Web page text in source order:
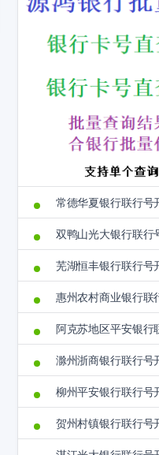
常德华夏银行联行号
双鸭山光大银行联行
芜湖恒丰银行联行号
惠州农村商业银行联
阿克苏地区平安银行
滁州浙商银行联行号
柳州平安银行联行号
贺州村镇银行联行号